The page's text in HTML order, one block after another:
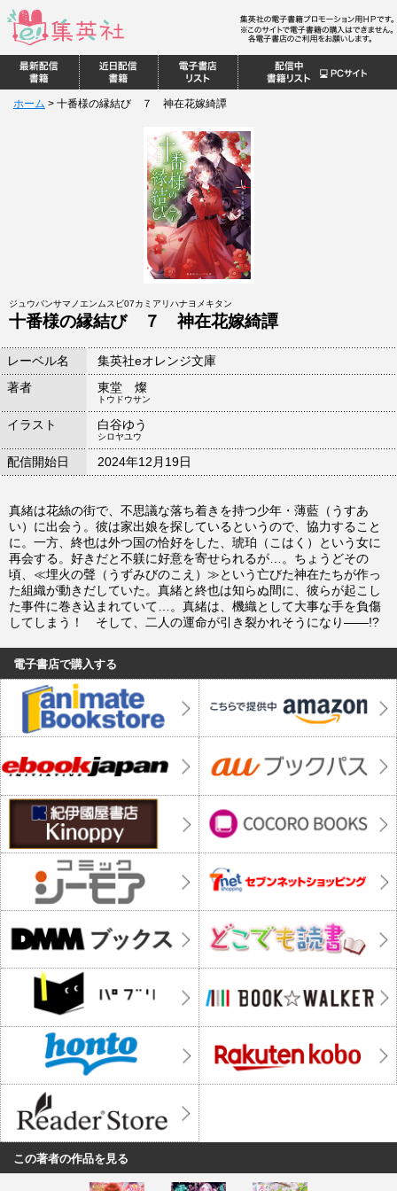
ホーム > 十番様の縁結び ７ 神在花嫁綺譚
ジュウバンサマノエンムスビ07カミアリハナヨメキタン
十番様の縁結び ７ 神在花嫁綺譚
レーベル名
集英社eオレンジ文庫
著者
東堂 燦
トウドウサン
イラスト 白谷ゆう
シロヤユウ
配信開始日 2024年12月19日
真緒は花絲の街で、不思議な落ち着きを持つ少年・薄藍（うすあ
い）に出会う。彼は家出娘を探しているというので、協力すること
に。一方、終也は外つ国の恰好をした、琥珀（こはく）という女に
再会する。好きだと不躾に好意を寄せられるが…。ちょうどその
頃、≪埋火の聲（うずみびのこえ）≫という亡びた神在たちが作っ
た組織が動きだしていた。真緒と終也は知らぬ間に、彼らが起こし
た事件に巻き込まれていて…。真緒は、機織として大事な手を負傷
してしまう！ そして、二人の運命が引き裂かれそうになり――!?
電子書店で購入する
この著者の作品を見る